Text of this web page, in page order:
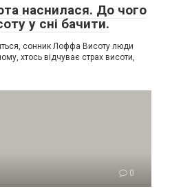
наснилася. До чого
у сні бачити.
сонник Лоффа Висоту люди
хтось відчуває страх висоти,
0